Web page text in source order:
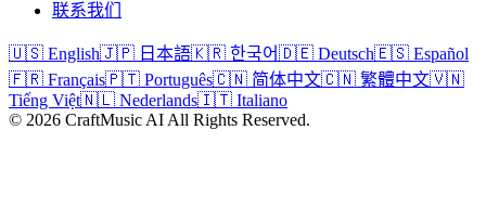
联系我们
🇺🇸 English🇯🇵 日本語🇰🇷 한국어🇩🇪 Deutsch🇪🇸 Español
🇫🇷 Français🇵🇹 Português🇨🇳 简体中文🇨🇳 繁體中文🇻🇳
Tiếng Việt🇳🇱 Nederlands🇮🇹 Italiano
© 2026 CraftMusic AI All Rights Reserved.